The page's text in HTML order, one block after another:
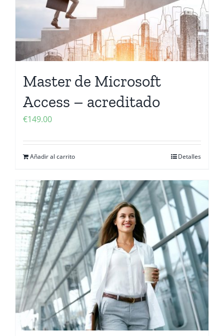
Master de Microsoft
Access – acreditado
€149.00
Añadir al carrito Detalles